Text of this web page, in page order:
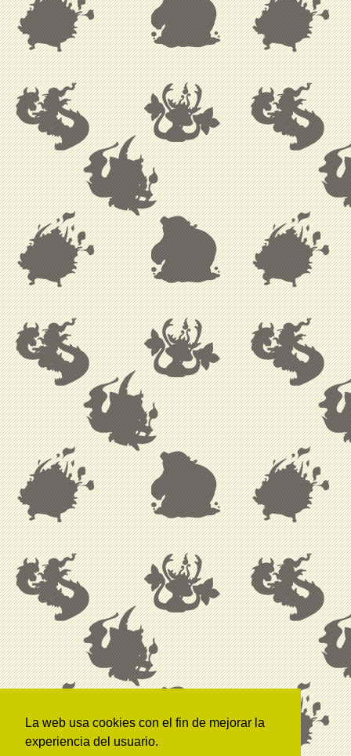
La web usa cookies con el fin de mejorar la
experiencia del usuario.